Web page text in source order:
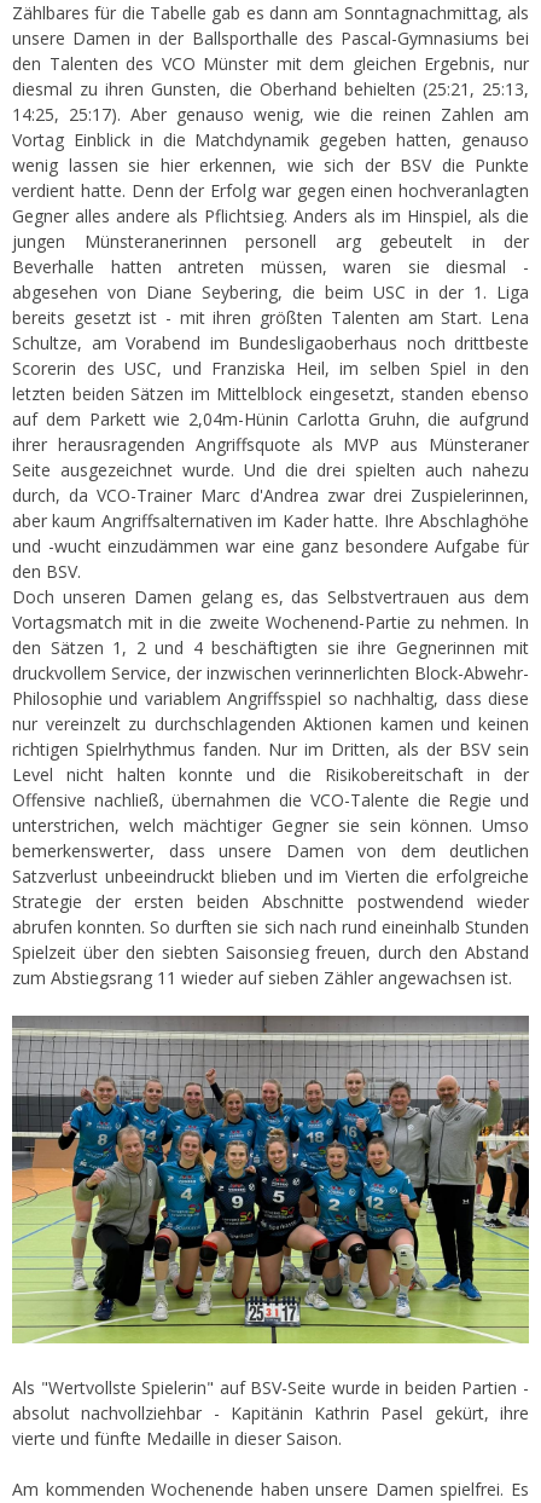
Zählbares für die Tabelle gab es dann am Sonntagnachmittag, als
unsere Damen in der Ballsporthalle des Pascal-Gymnasiums bei
den Talenten des VCO Münster mit dem gleichen Ergebnis, nur
diesmal zu ihren Gunsten, die Oberhand behielten (25:21, 25:13,
14:25, 25:17). Aber genauso wenig, wie die reinen Zahlen am
Vortag Einblick in die Matchdynamik gegeben hatten, genauso
wenig lassen sie hier erkennen, wie sich der BSV die Punkte
verdient hatte. Denn der Erfolg war gegen einen hochveranlagten
Gegner alles andere als Pflichtsieg. Anders als im Hinspiel, als die
jungen Münsteranerinnen personell arg gebeutelt in der
Beverhalle hatten antreten müssen, waren sie diesmal -
abgesehen von Diane Seybering, die beim USC in der 1. Liga
bereits gesetzt ist - mit ihren größten Talenten am Start. Lena
Schultze, am Vorabend im Bundesligaoberhaus noch drittbeste
Scorerin des USC, und Franziska Heil, im selben Spiel in den
letzten beiden Sätzen im Mittelblock eingesetzt, standen ebenso
auf dem Parkett wie 2,04m-Hünin Carlotta Gruhn, die aufgrund
ihrer herausragenden Angriffsquote als MVP aus Münsteraner
Seite ausgezeichnet wurde. Und die drei spielten auch nahezu
durch, da VCO-Trainer Marc d'Andrea zwar drei Zuspielerinnen,
aber kaum Angriffsalternativen im Kader hatte. Ihre Abschlaghöhe
und -wucht einzudämmen war eine ganz besondere Aufgabe für
den BSV.
Doch unseren Damen gelang es, das Selbstvertrauen aus dem
Vortagsmatch mit in die zweite Wochenend-Partie zu nehmen. In
den Sätzen 1, 2 und 4 beschäftigten sie ihre Gegnerinnen mit
druckvollem Service, der inzwischen verinnerlichten Block-Abwehr-
Philosophie und variablem Angriffsspiel so nachhaltig, dass diese
nur vereinzelt zu durchschlagenden Aktionen kamen und keinen
richtigen Spielrhythmus fanden. Nur im Dritten, als der BSV sein
Level nicht halten konnte und die Risikobereitschaft in der
Offensive nachließ, übernahmen die VCO-Talente die Regie und
unterstrichen, welch mächtiger Gegner sie sein können. Umso
bemerkenswerter, dass unsere Damen von dem deutlichen
Satzverlust unbeeindruckt blieben und im Vierten die erfolgreiche
Strategie der ersten beiden Abschnitte postwendend wieder
abrufen konnten. So durften sie sich nach rund eineinhalb Stunden
Spielzeit über den siebten Saisonsieg freuen, durch den Abstand
zum Abstiegsrang 11 wieder auf sieben Zähler angewachsen ist.
Als "Wertvollste Spielerin" auf BSV-Seite wurde in beiden Partien -
absolut nachvollziehbar - Kapitänin Kathrin Pasel gekürt, ihre
vierte und fünfte Medaille in dieser Saison.
Am kommenden Wochenende haben unsere Damen spielfrei. Es